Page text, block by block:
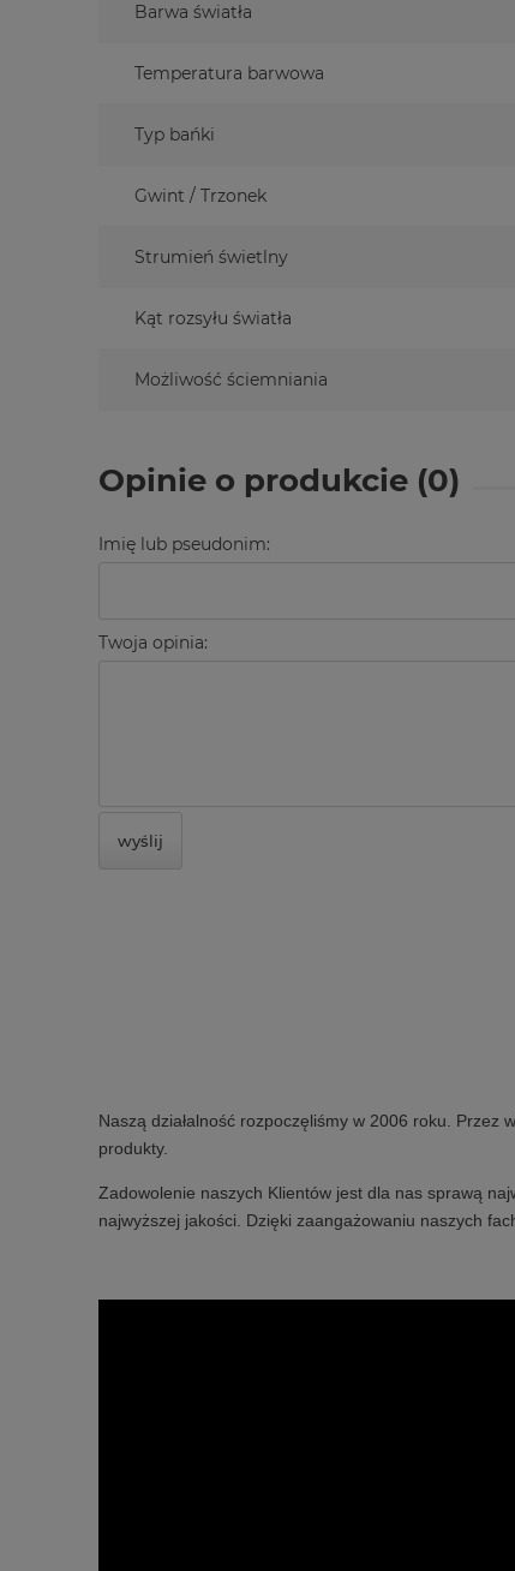
Barwa światła
Temperatura barwowa
Typ bańki
Gwint / Trzonek
Strumień świetlny
Kąt rozsyłu światła
Możliwość ściemniania
Opinie o produkcie (0)
Imię lub pseudonim:
Twoja opinia:
wyślij
Naszą działalność rozpoczęliśmy w 2006 roku.
produkty.
Zadowolenie naszych Klientów jest dla nas sprawą
najwyższej jakości. Dzięki zaangażowaniu naszych